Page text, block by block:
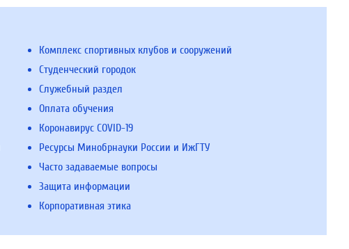
Комплекс спортивных клубов и сооружений
Студенческий городок
Служебный раздел
Оплата обучения
Коронавирус COVID-19
Ресурсы Минобрнауки России и ИжГТУ
Часто задаваемые вопросы
Защита информации
Корпоративная этика